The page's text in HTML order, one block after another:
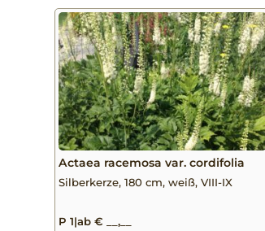
Actaea racemosa var. cordifolia
Silberkerze, 180 cm, weiß, VIII-IX
P 1|ab € __,__